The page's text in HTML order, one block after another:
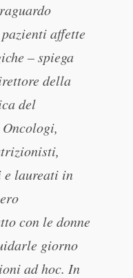
affette
– spiega
della
del
laureati in
con le donne
giorno
ad hoc. In